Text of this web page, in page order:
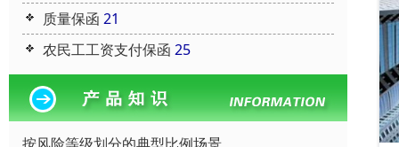
质量保函 21
农民工工资支付保函 25
按风险等级划分的典型比例场景